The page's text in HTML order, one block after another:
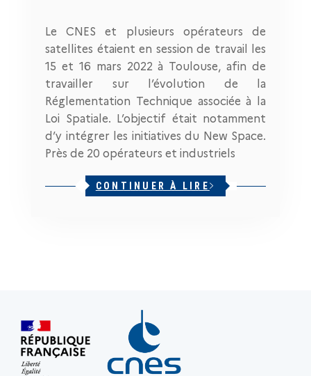
Le CNES et plusieurs opérateurs de
satellites étaient en session de travail les
15 et 16 mars 2022 à Toulouse, afin de
travailler sur l’évolution de la
Réglementation Technique associée à la
Loi Spatiale. L’objectif était notamment
d’y intégrer les initiatives du New Space.
Près de 20 opérateurs et industriels
CONTINUER À LIRE